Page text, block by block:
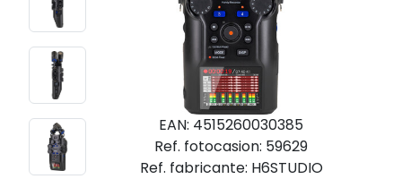
EAN: 4515260030385
Ref. fotocasion: 59629
Ref. fabricante: H6STUDIO